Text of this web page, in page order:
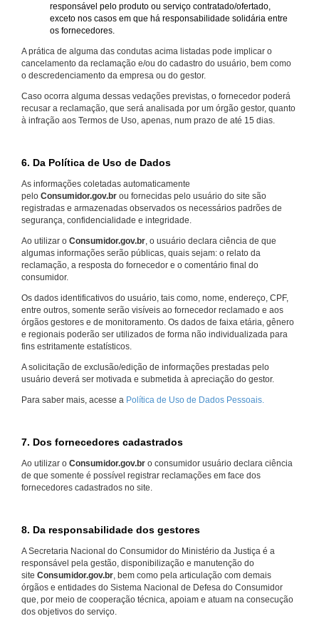
responsável pelo produto ou serviço contratado/ofertado,
exceto nos casos em que há responsabilidade solidária entre
os fornecedores.
A prática de alguma das condutas acima listadas pode implicar o
cancelamento da reclamação e/ou do cadastro do usuário, bem como
o descredenciamento da empresa ou do gestor.
Caso ocorra alguma dessas vedações previstas, o fornecedor poderá
recusar a reclamação, que será analisada por um órgão gestor, quanto
à infração aos Termos de Uso, apenas, num prazo de até 15 dias.
6. Da Política de Uso de Dados
As informações coletadas automaticamente
pelo Consumidor.gov.br ou fornecidas pelo usuário do site são
registradas e armazenadas observados os necessários padrões de
segurança, confidencialidade e integridade.
Ao utilizar o Consumidor.gov.br , o usuário declara ciência de que
algumas informações serão públicas, quais sejam: o relato da
reclamação, a resposta do fornecedor e o comentário final do
consumidor.
Os dados identificativos do usuário, tais como, nome, endereço, CPF,
entre outros, somente serão visíveis ao fornecedor reclamado e aos
órgãos gestores e de monitoramento. Os dados de faixa etária, gênero
e regionais poderão ser utilizados de forma não individualizada para
fins estritamente estatísticos.
A solicitação de exclusão/edição de informações prestadas pelo
usuário deverá ser motivada e submetida à apreciação do gestor.
Para saber mais, acesse a Política de Uso de Dados Pessoais.
7. Dos fornecedores cadastrados
Ao utilizar o Consumidor.gov.br o consumidor usuário declara ciência
de que somente é possível registrar reclamações em face dos
fornecedores cadastrados no site.
8. Da responsabilidade dos gestores
A Secretaria Nacional do Consumidor do Ministério da Justiça é a
responsável pela gestão, disponibilização e manutenção do
site Consumidor.gov.br, bem como pela articulação com demais
órgãos e entidades do Sistema Nacional de Defesa do Consumidor
que, por meio de cooperação técnica, apoiam e atuam na consecução
dos objetivos do serviço.